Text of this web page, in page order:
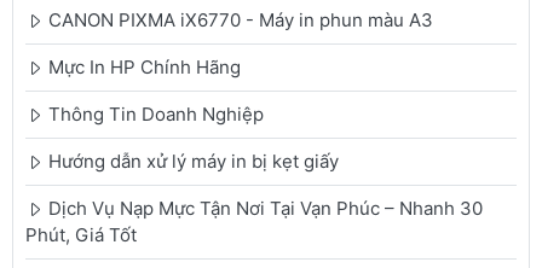
CANON PIXMA iX6770 - Máy in phun màu A3
Mực In HP Chính Hãng
Thông Tin Doanh Nghiệp
Hướng dẫn xử lý máy in bị kẹt giấy
Dịch Vụ Nạp Mực Tận Nơi Tại Vạn Phúc – Nhanh 30
Phút, Giá Tốt